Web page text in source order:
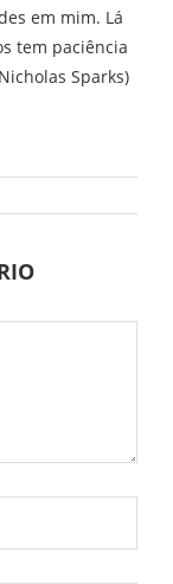
em mim. Lá
tem paciência
Sparks)